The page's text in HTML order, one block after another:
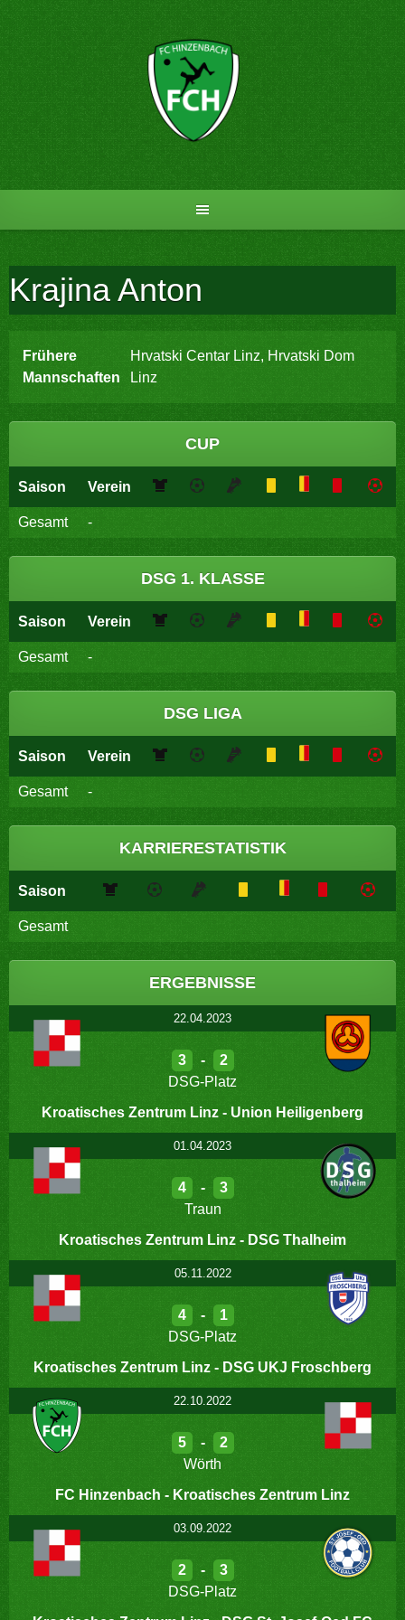
to
Krajina Anton
Frühere
Mannschaften
Hrvatski Centar Linz, Hrvatski Dom
Linz
CUP
Saison Verein
Gesamt -
DSG 1. KLASSE
Saison Verein
Gesamt -
DSG LIGA
Saison Verein
Gesamt -
KARRIERESTATISTIK
Saison
Gesamt
ERGEBNISSE
22.04.2023
3 -
2
DSG-Platz
Kroatisches Zentrum Linz - Union Heiligenberg
01.04.2023
4 -
3
Traun
Kroatisches Zentrum Linz - DSG Thalheim
05.11.2022
4 -
1
DSG-Platz
Kroatisches Zentrum Linz - DSG UKJ Froschberg
22.10.2022
5 -
2
Wörth
FC Hinzenbach - Kroatisches Zentrum Linz
03.09.2022
2 -
3
DSG-Platz